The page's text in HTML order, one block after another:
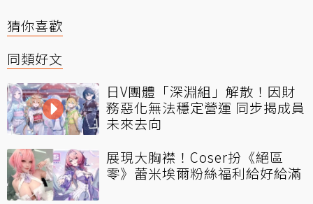
猜你喜歡
同類好文
日V團體「深淵組」解散！因財
務惡化無法穩定營運 同步揭成員
未來去向
展現大胸襟！Coser扮《絕區
零》蕾米埃爾粉絲福利給好給滿